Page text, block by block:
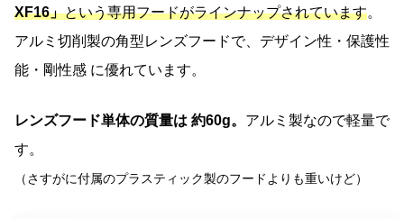
XF16」という専用フードがラインナップされています。
アルミ切削製の角型レンズフードで、デザイン性・保護性
能・剛性感 に優れています。
レンズフード単体の質量は 約60g。 アルミ製なので軽量で
す。
（さすがに付属のプラスティック製のフードよりも重いけど）